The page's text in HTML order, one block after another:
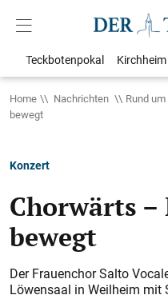
Teckbotenpokal Kirchheim
Home Nachrichten Rund
bewegt
Konzert
Chorwärts
bewegt
Der Frauenchor Salto
Löwensaal in Weilheim mit